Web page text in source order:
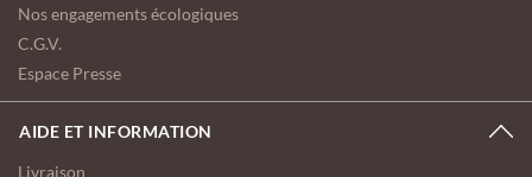
Nos engagements écologiques
C.G.V.
Espace Presse
AIDE ET INFORMATION
Livraison